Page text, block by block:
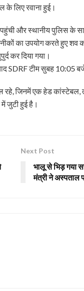
लिए रवाना हुई।
और स्थानीय पुलिस के
का उपयोग करते हुए शव
कर दिया गया।
SDRF टीम सुबह 10:05
रहे, जिनमें एक हेड कांस्टेबल,
जुटी हुई है।
Next Post
भालू से भिड़ गया
मंत्री ने अस्पताल